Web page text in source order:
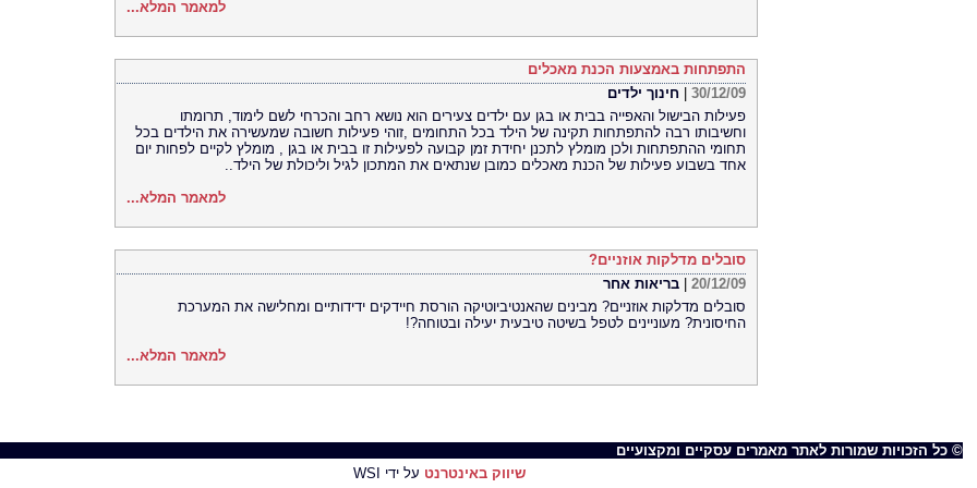
למאמר המלא...
התפתחות באמצעות הכנת מאכלים
30/12/09
חינוך ילדים
פעילות הבישול והאפייה בבית או בגן עם ילדים צעירים הוא נושא רחב והכרחי לשם לימוד, תרומתו
וחשיבותו רבה להתפתחות תקינה של הילד בכל התחומים ,זוהי פעילות חשובה שמעשירה את הילדים בכל
תחומי ההתפתחות ולכן מומלץ לתכנן יחידת זמן קבועה לפעילות זו בבית או בגן , מומלץ לקיים לפחות יום
אחד בשבוע פעילות של הכנת מאכלים כמובן שנתאים את המתכון לגיל וליכולת של הילד..
למאמר המלא...
סובלים מדלקות אוזניים?
20/12/09
בריאות אחר
סובלים מדלקות אוזניים? מבינים שהאנטיביוטיקה הורסת חיידקים ידידותיים ומחלישה את המערכת
החיסונית? מעוניינים לטפל בשיטה טיבעית יעילה ובטוחה?!
למאמר המלא...
© כל הזכויות שמורות לאתר מאמרים עסקיים ומקצועיים
שיווק באינטרנט על ידי WSI